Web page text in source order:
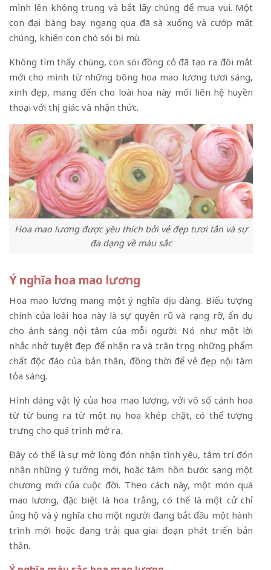
mình lên không trung và bắt lấy chúng để mua vui. Một
con đại bàng bay ngang qua đã sà xuống và cướp mất
chúng, khiến con chó sói bị mù.
Không tìm thấy chúng, con sói đồng cỏ đã tạo ra đôi mắt
mới cho mình từ những bông hoa mao lương tươi sáng,
xinh đẹp, mang đến cho loài hoa này mối liên hệ huyền
thoại với thị giác và nhận thức.
Hoa mao lương được yêu thích bởi vẻ đẹp tươi tắn và sự
đa dạng về màu sắc
Ý nghĩa hoa mao lương
Hoa mao lương mang một ý nghĩa dịu dàng. Biểu tượng
chính của loài hoa này là sự quyến rũ và rạng rỡ, ẩn dụ
cho ánh sáng nội tâm của mỗi người. Nó như một lời
nhắc nhở tuyệt đẹp để nhận ra và trân trọng những phẩm
chất độc đáo của bản thân, đồng thời để vẻ đẹp nội tâm
tỏa sáng.
Hình dáng vật lý của hoa mao lương, với vô số cánh hoa
từ từ bung ra từ một nụ hoa khép chặt, có thể tượng
trưng cho quá trình mở ra.
Đây có thể là sự mở lòng đón nhận tình yêu, tâm trí đón
nhận những ý tưởng mới, hoặc tâm hồn bước sang một
chương mới của cuộc đời. Theo cách này, một món quà
mao lương, đặc biệt là hoa trắng, có thể là một cử chỉ
ủng hộ và ý nghĩa cho một người đang bắt đầu một hành
trình mới hoặc đang trải qua giai đoạn phát triển bản
thân.